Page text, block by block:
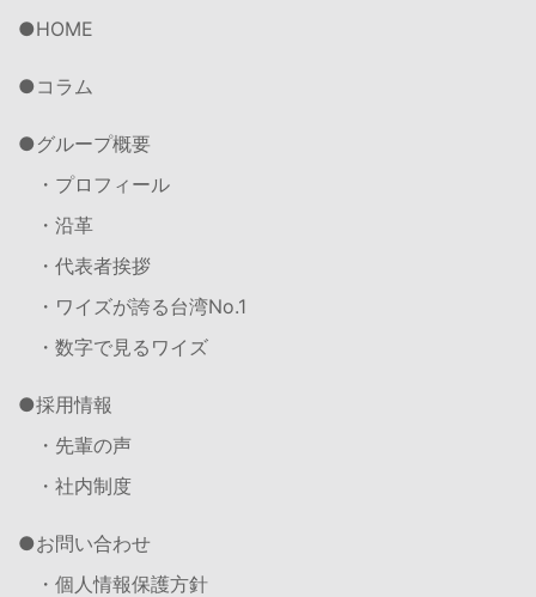
HOME
コラム
グループ概要
・プロフィール
・沿革
・代表者挨拶
・ワイズが誇る台湾No.1
・数字で見るワイズ
採用情報
・先輩の声
・社内制度
お問い合わせ
・個人情報保護方針